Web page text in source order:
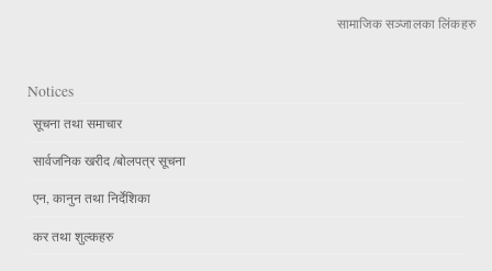
सामाजिक सञ्जालका लिंकहरु
Notices
सूचना तथा समाचार
सार्वजनिक खरीद /बोलपत्र सूचना
एन, कानुन तथा निर्देशिका
कर तथा शुल्कहरु